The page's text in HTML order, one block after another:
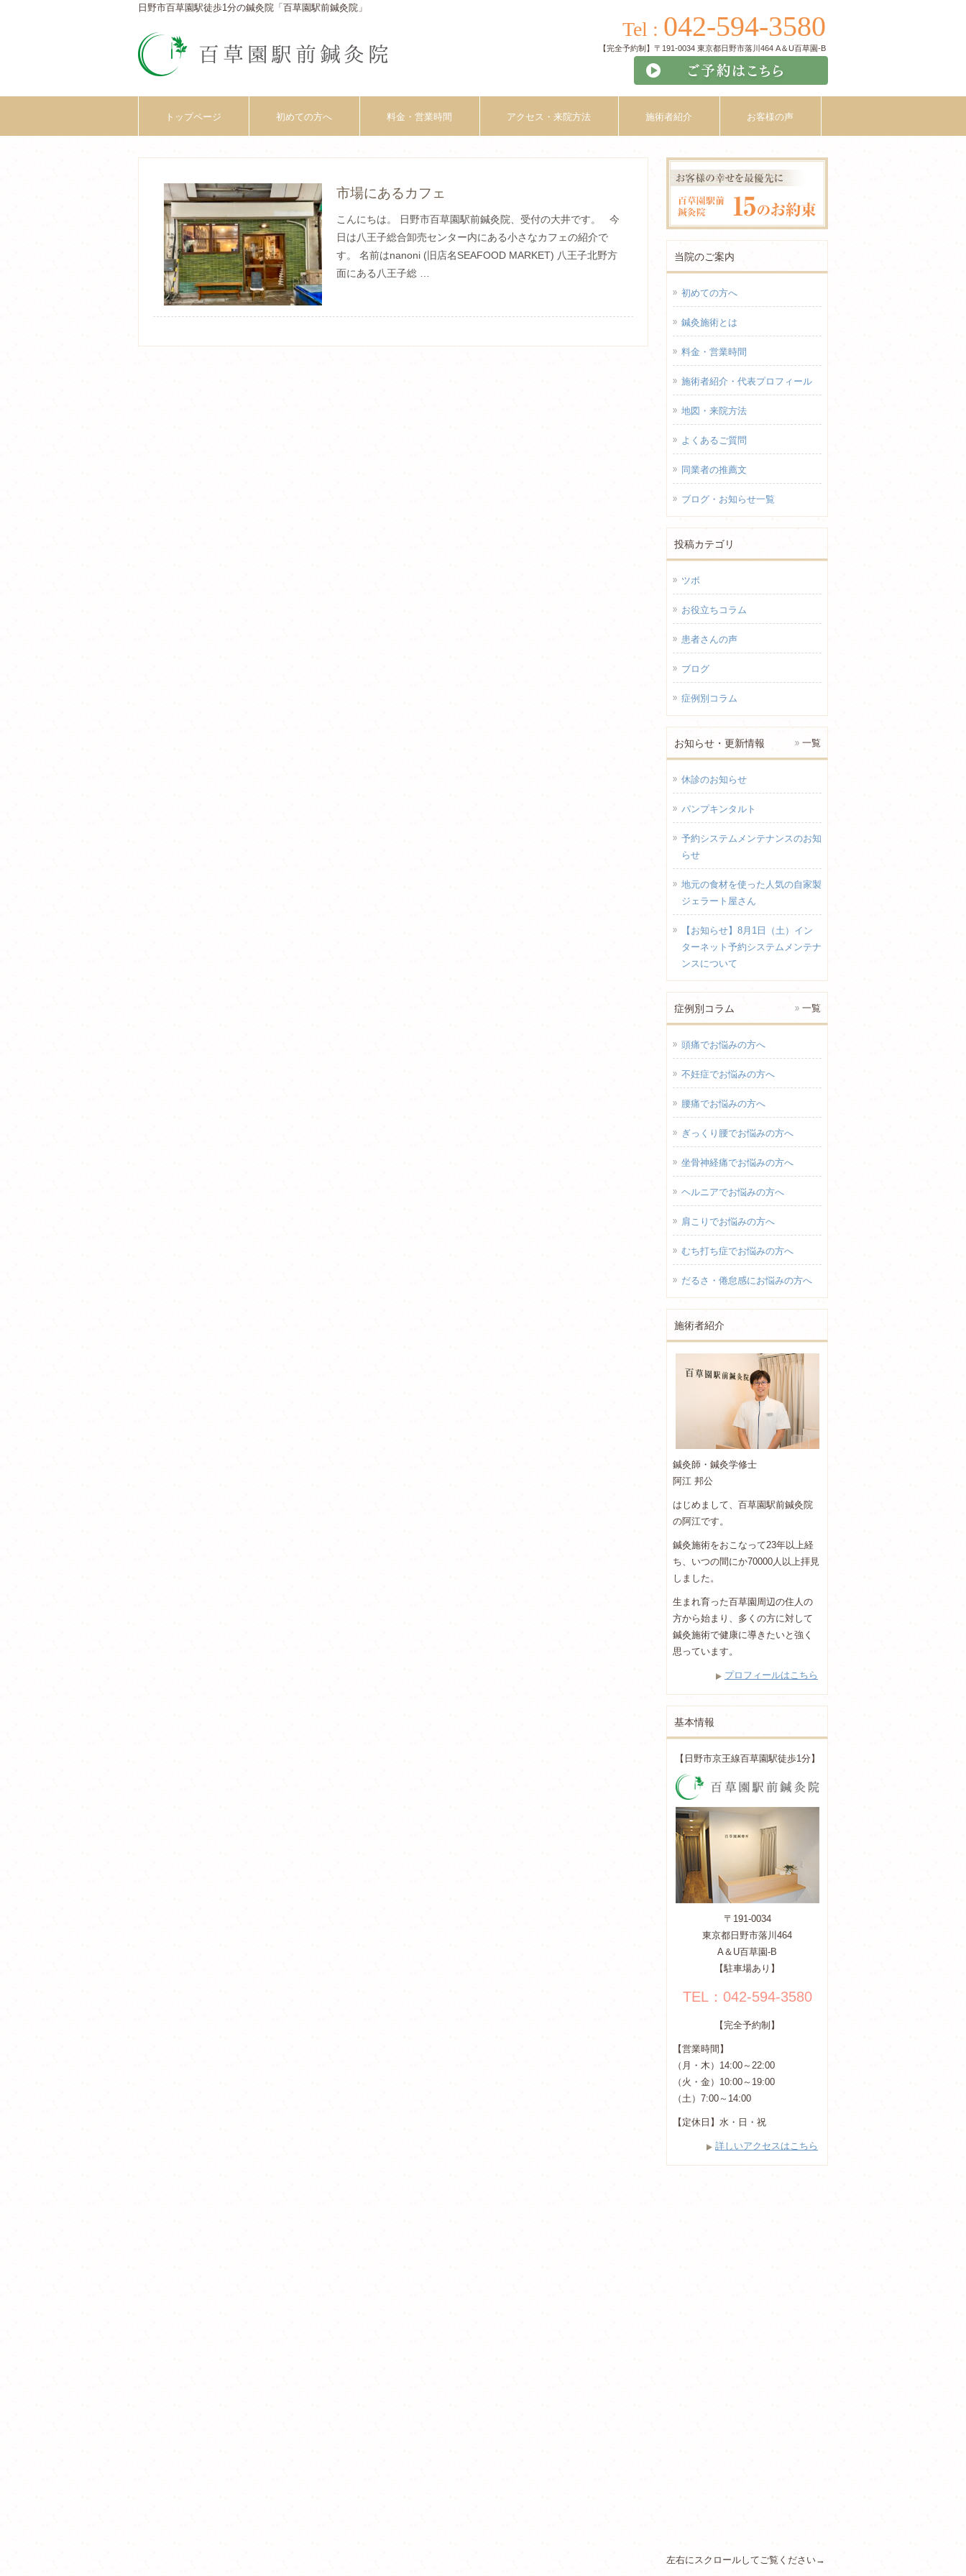
日野市百草園駅徒歩1分の鍼灸院「百草園駅前鍼灸院」
Tel : 042-594-3580
【完全予約制】〒191-0034 東京都日野市落川464 A＆U百草園-B
トップページ 初めての方へ 料金・営業時間 アクセス・来院方法 施術者紹介 お客様の声
市場にあるカフェ
こんにちは。 日野市百草園駅前鍼灸院、受付の大井です。 今
日は八王子総合卸売センター内にある小さなカフェの紹介で
す。 名前はnanoni (旧店名SEAFOOD MARKET) 八王子北野方
面にある八王子総 …
当院のご案内
初めての方へ
鍼灸施術とは
料金・営業時間
施術者紹介・代表プロフィール
地図・来院方法
よくあるご質問
同業者の推薦文
ブログ・お知らせ一覧
投稿カテゴリ
ツボ
お役立ちコラム
患者さんの声
ブログ
症例別コラム
お知らせ・更新情報 一覧
休診のお知らせ
パンプキンタルト
予約システムメンテナンスのお知
らせ
地元の食材を使った人気の自家製
ジェラート屋さん
【お知らせ】8月1日（土）イン
ターネット予約システムメンテナ
ンスについて
症例別コラム 一覧
頭痛でお悩みの方へ
不妊症でお悩みの方へ
腰痛でお悩みの方へ
ぎっくり腰でお悩みの方へ
坐骨神経痛でお悩みの方へ
ヘルニアでお悩みの方へ
肩こりでお悩みの方へ
むち打ち症でお悩みの方へ
だるさ・倦怠感にお悩みの方へ
施術者紹介
鍼灸師・鍼灸学修士
阿江 邦公
はじめまして、百草園駅前鍼灸院
の阿江です。
鍼灸施術をおこなって23年以上経
ち、いつの間にか70000人以上拝見
しました。
生まれ育った百草園周辺の住人の
方から始まり、多くの方に対して
鍼灸施術で健康に導きたいと強く
思っています。
プロフィールはこちら
基本情報
【日野市京王線百草園駅徒歩1分】
〒191-0034
東京都日野市落川464
A＆U百草園-B
【駐車場あり】
TEL：042-594-3580
【完全予約制】
【営業時間】
（月・木）14:00～22:00
（火・金）10:00～19:00
（土）7:00～14:00
【定休日】水・日・祝
詳しいアクセスはこちら
左右にスクロールしてご覧ください→